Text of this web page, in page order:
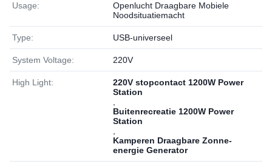
Usage:
Openlucht Draagbare Mobiele
Noodsituatiemacht
Type: USB-universeel
System Voltage: 220V
High Light:
220V stopcontact 1200W Power
Station
Buitenrecreatie 1200W Power
Station
Kamperen Draagbare Zonne-
energie Generator